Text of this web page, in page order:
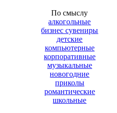
По смыслу
алкогольные
бизнес сувениры
детские
компьютерные
корпоративные
музыкальные
новогодние
приколы
романтические
школьные